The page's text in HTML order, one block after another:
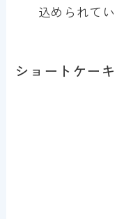
込められてい
ショートケーキ